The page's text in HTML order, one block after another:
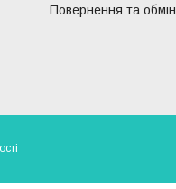
Повернення та обмін